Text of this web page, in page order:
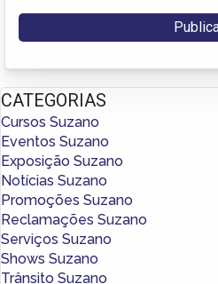
CATEGORIAS
Cursos Suzano
Eventos Suzano
Exposição Suzano
Notícias Suzano
Promoções Suzano
Reclamações Suzano
Serviços Suzano
Shows Suzano
Trânsito Suzano